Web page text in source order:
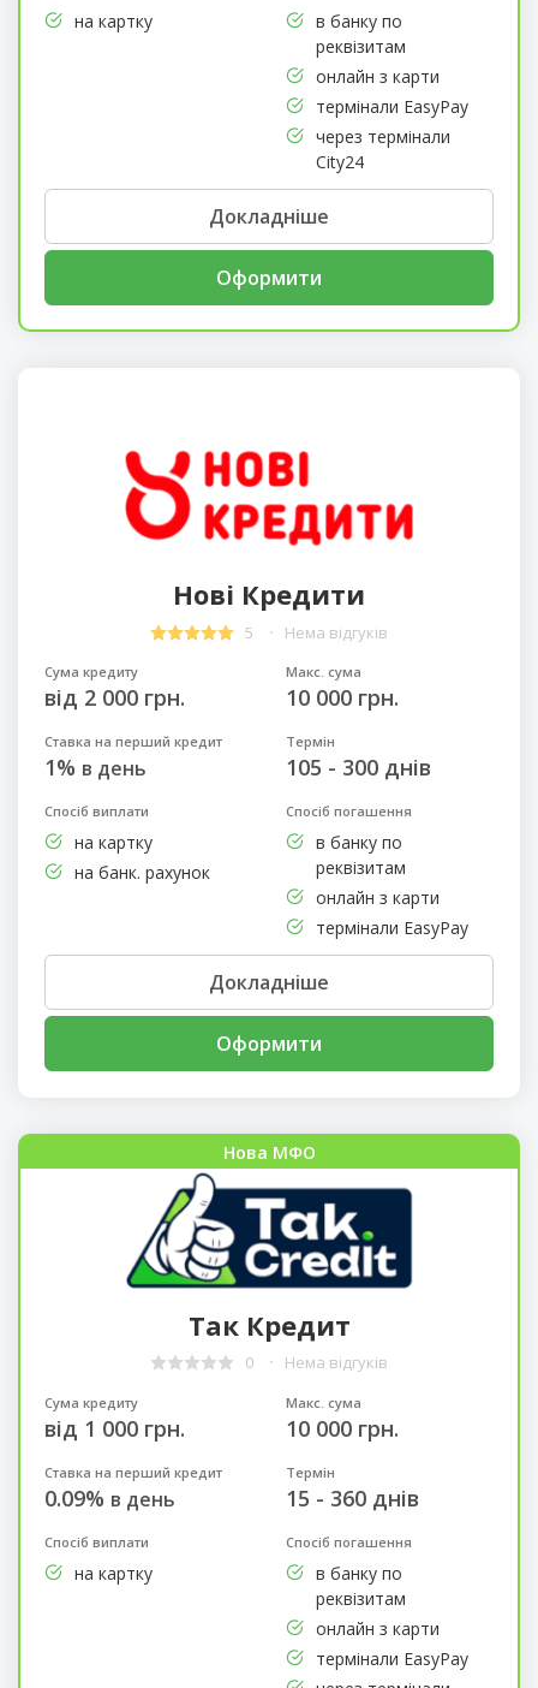
на картку
в банку по
реквізитам
онлайн з карти
термінали EasyPay
через термінали
City24
Докладніше
Оформити
Нові Кредити
5 Нема відгуків
Сума кредиту
від 2 000 грн.
Макс. сума
10 000 грн.
Ставка на перший кредит
1% в день
Термін
105 - 300 днів
Спосіб виплати
на картку
на банк. рахунок
Спосіб погашення
в банку по
реквізитам
онлайн з карти
термінали EasyPay
Докладніше
Оформити
Нова МФО
Так Кредит
0 Нема відгуків
Сума кредиту
від 1 000 грн.
Макс. сума
10 000 грн.
Ставка на перший кредит
0.09% в день
Термін
15 - 360 днів
Спосіб виплати
на картку
Спосіб погашення
в банку по
реквізитам
онлайн з карти
термінали EasyPay